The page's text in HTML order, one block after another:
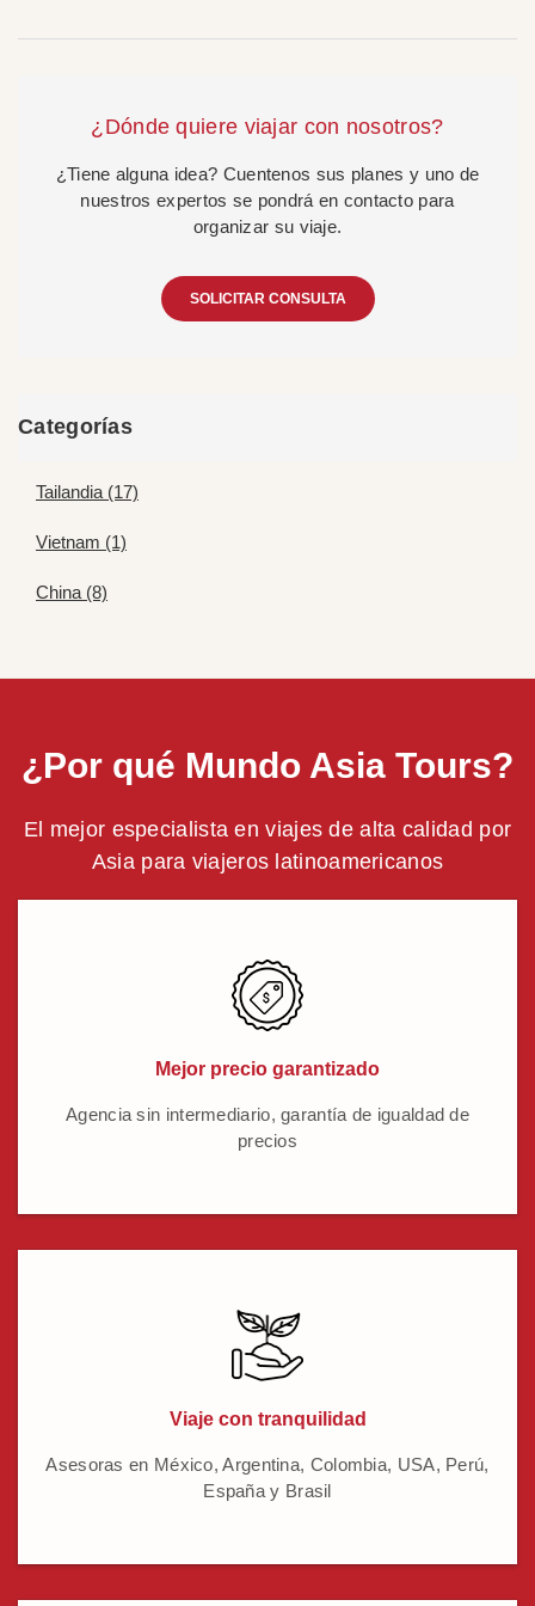
¿Dónde quiere viajar con nosotros?
¿Tiene alguna idea? Cuentenos sus planes y uno de
nuestros expertos se pondrá en contacto para
organizar su viaje.
SOLICITAR CONSULTA
Categorías
Tailandia (17)
Vietnam (1)
China (8)
¿Por qué Mundo Asia Tours?
El mejor especialista en viajes de alta calidad por
Asia para viajeros latinoamericanos
Mejor precio garantizado
Agencia sin intermediario, garantía de igualdad de
precios
Viaje con tranquilidad
Asesoras en México, Argentina, Colombia, USA, Perú,
España y Brasil